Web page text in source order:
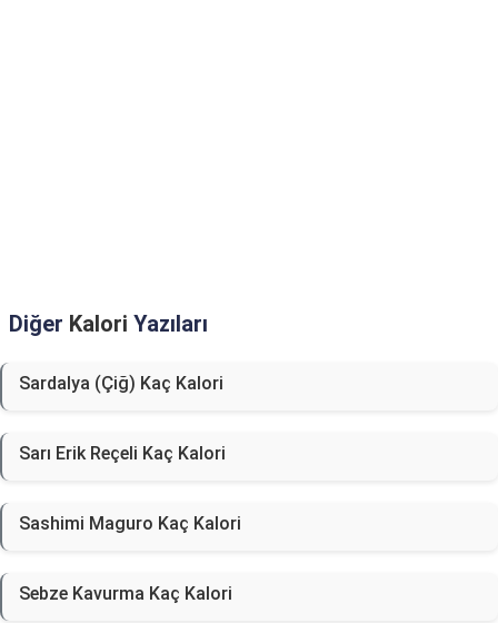
Diğer Kalori Yazıları
Sardalya (Çiğ) Kaç Kalori
Sarı Erik Reçeli Kaç Kalori
Sashimi Maguro Kaç Kalori
Sebze Kavurma Kaç Kalori